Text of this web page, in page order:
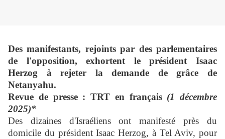
Des manifestants, rejoints par des parlementaires
de l'opposition, exhortent le président Isaac
Herzog à rejeter la demande de grâce de
Netanyahu.
Revue de presse : TRT en français (1 décembre
2025)*
Des dizaines d'Israéliens ont manifesté près du
domicile du président Isaac Herzog, à Tel Aviv, pour